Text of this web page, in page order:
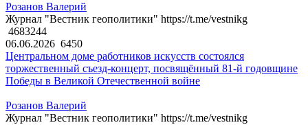
Розанов Валерий
Журнал "Вестник геополитики" https://t.me/vestnikg
4683244
06.06.2026 6450
Центральном доме работников искусств состоялся
торжественный съезд-концерт, посвящённый 81-й годовщине
Победы в Великой Отечественной войне
Розанов Валерий
Журнал "Вестник геополитики" https://t.me/vestnikg